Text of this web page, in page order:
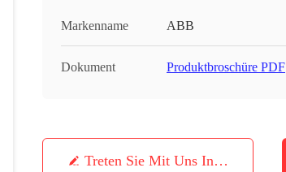
Markenname ABB
Dokument Produktbroschüre PDF
Treten Sie Mit Uns In Verbindung